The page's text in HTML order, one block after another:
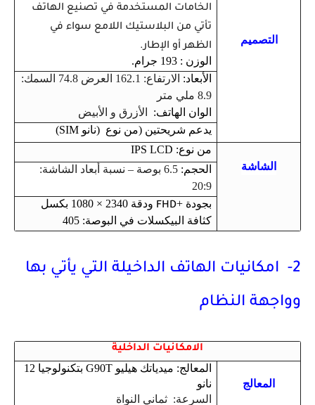
التصميم
الخامات المستخدمة في تصنيع الهاتف
تأتي من البلاستيك اللامع سواء في
الظهر أو الإطار.
الوزن : 193 جرام.
الأبعاد:
الارتفاع: 162.1 العرض 74.8 السمك:
8.9 ملي متر
الوان الهاتف:
الأزرق و الأبيض
يدعم شريحتين (من نوع (نانو SIM)
الشاشة
من نوع: IPS LCD
الحجم:
6.5 بوصة – نسبة أبعاد الشاشة:
20:9
بجودة +FHD ودقة 2340 × 1080 بكسل
كثافة البيكسلات في البوصة: 405
2- امكانيات الهاتف الداخيلة التي يأتي بها
وواجهة النظام
الامكانيات الداخلية
المعالج
المعالج: ميدياتك هيليو G90T بتكنولوجيا 12
نانو
السرعة: ثماني النواة